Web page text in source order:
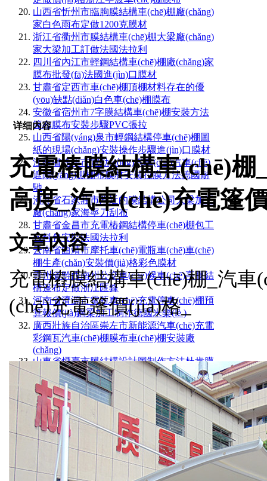
山西省忻州市臨朐膜結構車(chē)棚廠(chǎng)
家白色雨布定做1200克膜材
浙江省衢州市膜結構車(chē)棚大梁廠(chǎng)
家大梁加工訂做法國法拉利
四川省內江市輕鋼結構車(chē)棚廠(chǎng)家
膜布批發(fā)法國進(jìn)口膜材
甘肅省定西市車(chē)棚頂棚材料存在的優
(yōu)缺點(diǎn)白色車(chē)棚膜布
安徽省宿州市7字膜結構車(chē)棚安裝方法
篷布膜布安裝步驟PVC張拉
山西省陽(yáng)泉市輕鋼結構停車(chē)棚圖
紙的現場(chǎng)安裝操作步驟進(jìn)口膜材
江蘇省徐州市電動(dòng)汽車(chē)汽車(chē)
遮陽(yáng)棚棚布膜材安裝拉膜方法德國耐
馳
河北省石家莊市附近的膜結構公司大梁加工
廠(chǎng)家海寧刀刮布
甘肅省金昌市充電樁鋼結構停車(chē)棚包工
包料包安裝法國法拉利
云南省曲靖市摩托車(chē)電瓶車(chē)車(chē)
棚生產(chǎn)安裝價(jià)格彩色膜材
貴州省黔西南州公交車(chē)候車(chē)亭膜結
構篷布定做浙江匯鋒
河南省濟源市電瓶車(chē)充電停車(chē)棚預
算報價(jià)鋼梁加工制作德國米樂(lè )
廣西壯族自治區崇左市新能源汽車(chē)充電
彩鋼瓦汽車(chē)棚膜布車(chē)棚安裝廠
(chǎng)
山東省煙臺市膜結構設計圖制作方法杜肯膜
材
河南省周口市小轎車(chē)車(chē)棚膜布定做
價(jià)格1050克每平方
安徽省合肥市停車(chē)場(chǎng)汽車(chē)車
(chē)棚廠(chǎng)家安裝使用的工具湖北膜布
加工
內蒙古自治區赤峰市膜結構雨棚廠(chǎng)家
電話(huà)鋼架定做白色篷布
湖北省天門(mén)市膜材料車(chē)棚上門
详细内容
充電樁膜結構車(chē)棚
高度_汽車(chē)充電篷
文章內容
充電樁膜結構車(chē)棚_汽車
(chē)充電篷價(jià)格_